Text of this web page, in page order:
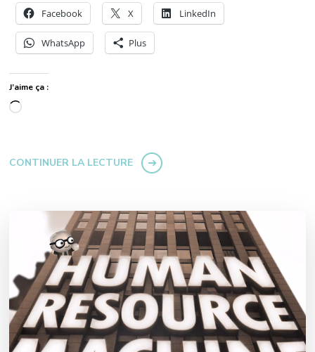
Facebook X LinkedIn
WhatsApp Plus
J’aime ça :
Chargement…
CONTINUER LA LECTURE